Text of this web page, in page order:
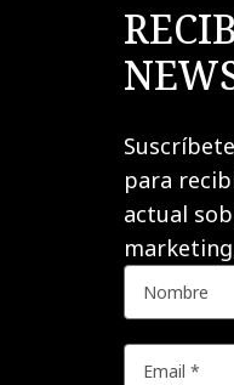
para
actual